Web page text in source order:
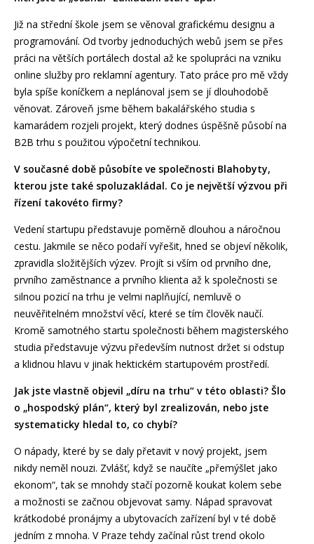
Již na střední škole jsem se věnoval grafickému designu a
programování. Od tvorby jednoduchých webů jsem se přes
práci na větších portálech dostal až ke spolupráci na vzniku
online služby pro reklamní agentury. Tato práce pro mě vždy
byla spíše koníčkem a neplánoval jsem se jí dlouhodobě
věnovat. Zároveň jsme během bakalářského studia s
kamarádem rozjeli projekt, který dodnes úspěšně působí na
B2B trhu s použitou výpočetní technikou.
V současné době působíte ve společnosti Blahobyty,
kterou jste také spoluzakládal. Co je největší výzvou při
řízení takovéto firmy?
Vedení startupu představuje poměrně dlouhou a náročnou
cestu. Jakmile se něco podaří vyřešit, hned se objeví několik,
zpravidla složitějších výzev. Projít si vším od prvního dne,
prvního zaměstnance a prvního klienta až k společnosti se
silnou pozicí na trhu je velmi naplňující, nemluvě o
neuvěřitelném množství věcí, které se tím člověk naučí.
Kromě samotného startu společnosti během magisterského
studia představuje výzvu především nutnost držet si odstup
a klidnou hlavu v jinak hektickém startupovém prostředí.
Jak jste vlastně objevil „díru na trhu“ v této oblasti? Šlo
o „hospodský plán“, který byl zrealizován, nebo jste
systematicky hledal to, co chybí?
O nápady, které by se daly přetavit v nový projekt, jsem
nikdy neměl nouzi. Zvlášť, když se naučíte „přemýšlet jako
ekonom“, tak se mnohdy stačí pozorně koukat kolem sebe
a možnosti se začnou objevovat samy. Nápad spravovat
krátkodobé pronájmy a ubytovacích zařízení byl v té době
jedním z mnoha. V Praze tehdy začínal růst trend okolo